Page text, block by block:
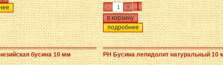
- +
подробнее
бусина 10 мм PH Бусина лепидолит натуральный 10